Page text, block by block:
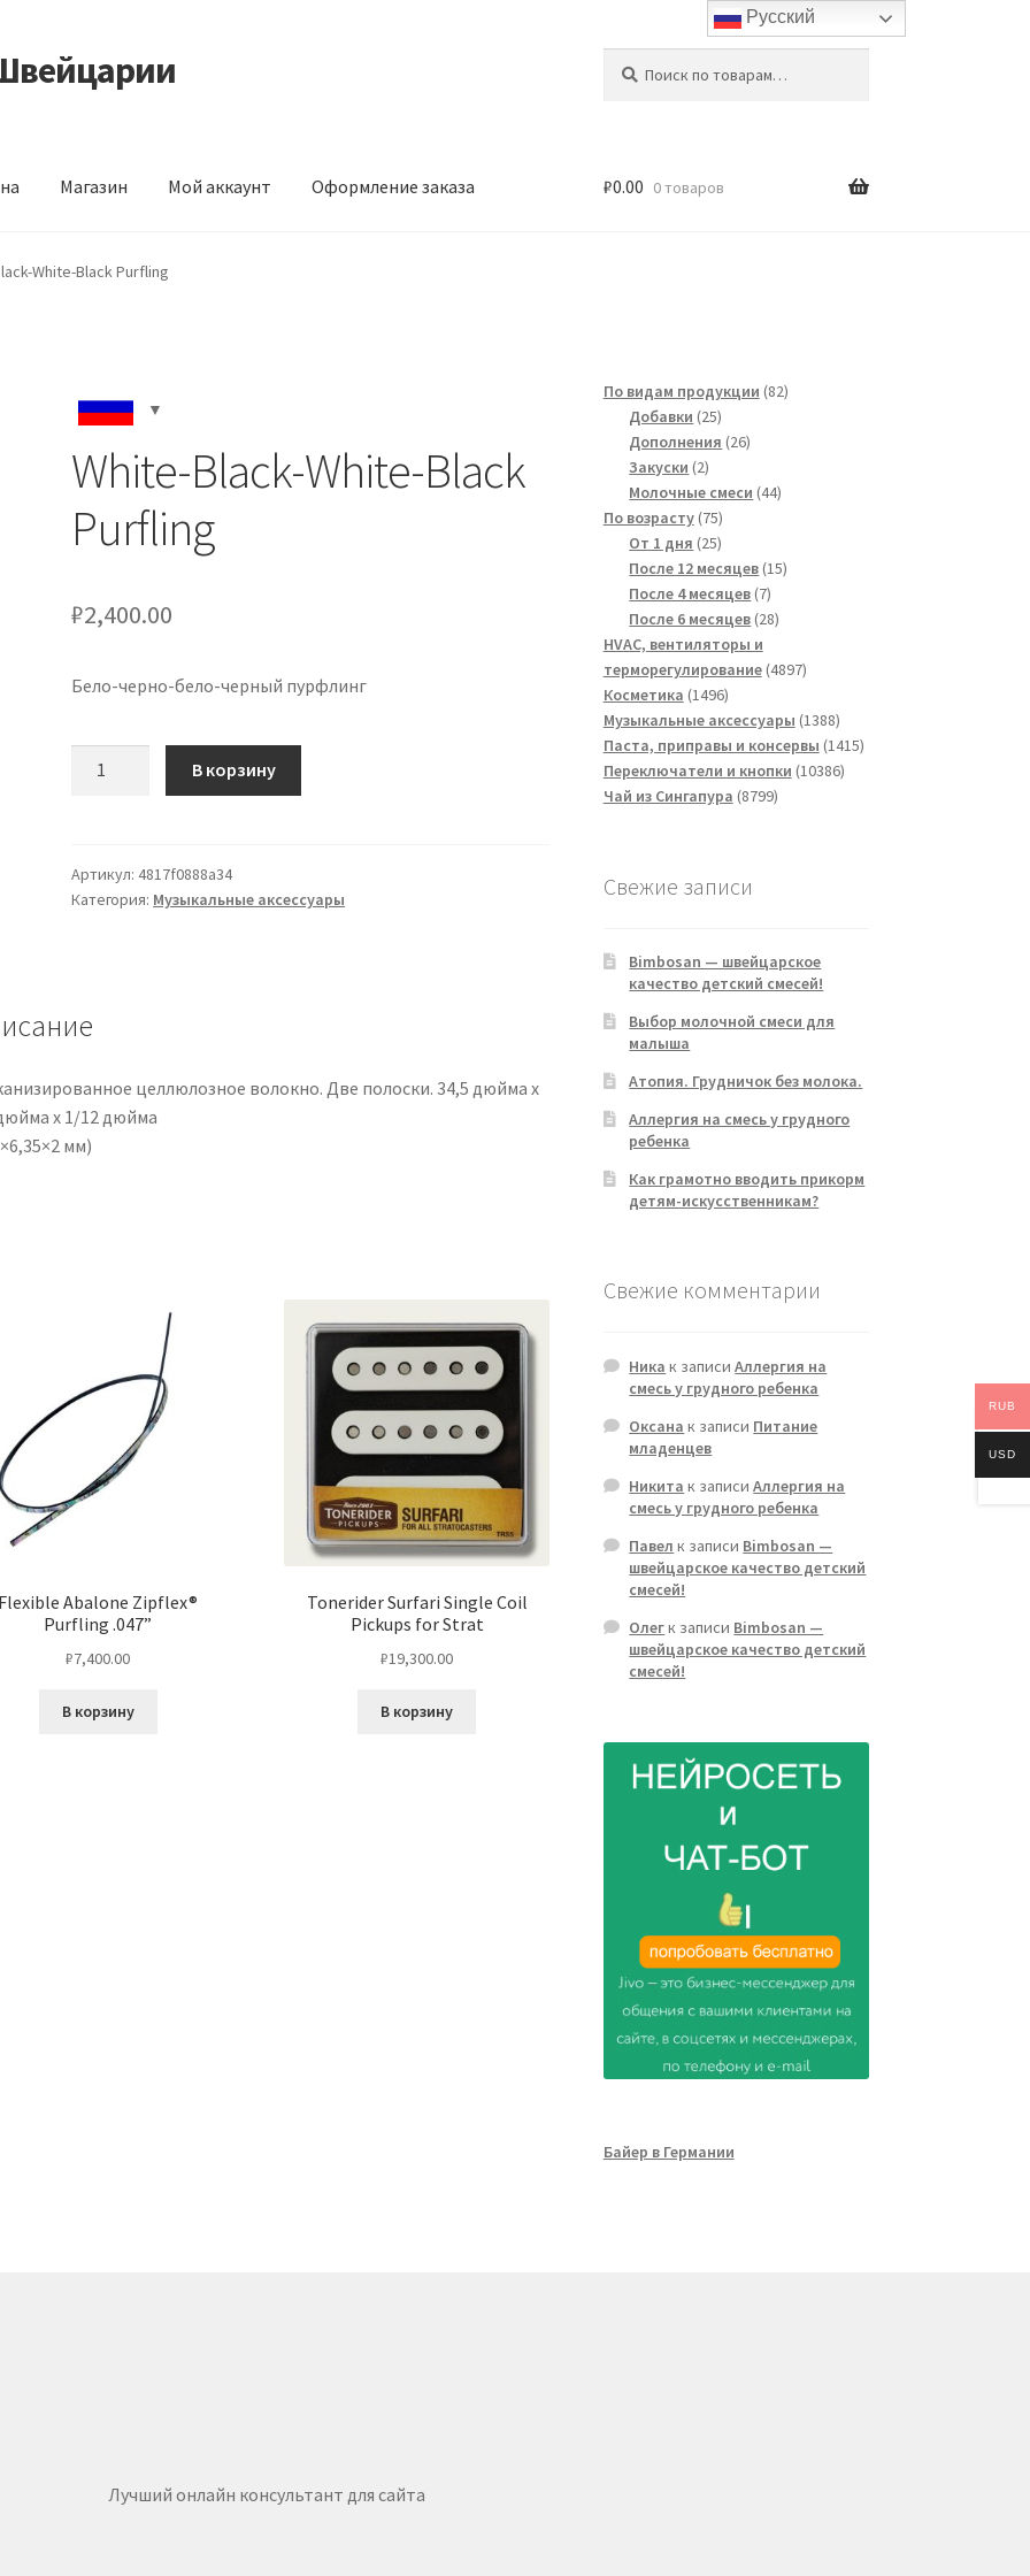
Магазин Мой аккаунт Оформление заказа
аккаунт Оформление заказа
₽0.00 0 товаров
White-Black Purfling
White-Black-White-Black
Purfling
₽2,400.00
Бело-черно-бело-черный пурфлинг
White-
Black
В корзину
Артикул:4817f0888a34
Категория: Музыкальные аксессуары
целлюлозное волокно. Две полоски. 34,5 дюйма x
x 1/12 дюйма
мм)
Abalone Zipflex®
Purfling .047”
₽7,400.00
В корзину
Tonerider Surfari Single Coil
Pickups for Strat
₽19,300.00
В корзину
По видам продукции 8282
Добавки 2525
товаров
Дополнения 2626
Закуски 22
товара
Молочные смеси 4444
По возрасту 7575
товаров
От 1 дня 2525
товаров
После 12 месяцев 1515
После 4 месяцев 77
товаров
После 6 месяцев 2828
HVAC, вентиляторы и
терморегулирование 48974897
Косметика 14961496
товаров
Музыкальные аксессуары 13881388
товаров
Паста, приправы и консервы 14151415
Переключатели и кнопки 1038610386
Чай из Сингапура 87998799
Свежие записи
Bimbosan — швейцарское
качество детский смесей!
Выбор молочной смеси для
малыша
Атопия. Грудничок без молока.
Аллергия на смесь у грудного
ребенка
Как грамотно вводить прикорм
детям-искусственникам?
Свежие комментарии
Ника к записиАллергия на
смесь у грудного ребенка
Оксана к записи Питание
младенцев
Никита к записиАллергия на
смесь у грудного ребенка
Павел к записи Bimbosan —
швейцарское качество детский
смесей!
Олегк записи Bimbosan —
швейцарское качество детский
смесей!
Байер в Германии
Русский
RUB
USD